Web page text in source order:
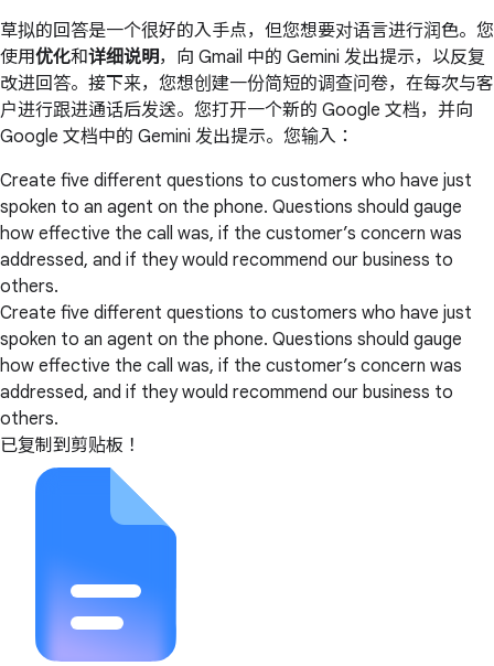
草拟的回答是一个很好的入手点，但您想要对语言进行润色。您
使用优化和详细说明，向 Gmail 中的 Gemini 发出提示，以反复
改进回答。接下来，您想创建一份简短的调查问卷，在每次与客
户进行跟进通话后发送。您打开一个新的 Google 文档，并向
Google 文档中的 Gemini 发出提示。您输入：
Create five different questions to customers who have just
spoken to an agent on the phone. Questions should gauge
how effective the call was, if the customer’s concern was
addressed, and if they would recommend our business to
others.
Create five different questions to customers who have just
spoken to an agent on the phone. Questions should gauge
how effective the call was, if the customer’s concern was
addressed, and if they would recommend our business to
others.
已复制到剪贴板！